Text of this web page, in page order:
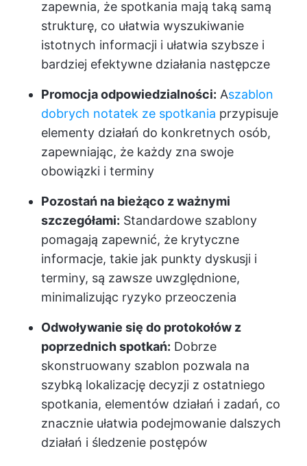
zapewnia, że spotkania mają taką samą
strukturę, co ułatwia wyszukiwanie
istotnych informacji i ułatwia szybsze i
bardziej efektywne działania następcze
Promocja odpowiedzialności: Aszablon
dobrych notatek ze spotkania przypisuje
elementy działań do konkretnych osób,
zapewniając, że każdy zna swoje
obowiązki i terminy
Pozostań na bieżąco z ważnymi
szczegółami: Standardowe szablony
pomagają zapewnić, że krytyczne
informacje, takie jak punkty dyskusji i
terminy, są zawsze uwzględnione,
minimalizując ryzyko przeoczenia
Odwoływanie się do protokołów z
poprzednich spotkań: Dobrze
skonstruowany szablon pozwala na
szybką lokalizację decyzji z ostatniego
spotkania, elementów działań i zadań, co
znacznie ułatwia podejmowanie dalszych
działań i śledzenie postępów